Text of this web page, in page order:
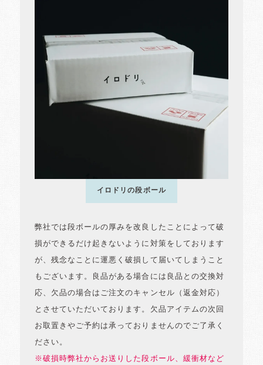
イロドリの段ボール
弊社では段ボールの厚みを改良したことによって破
損ができるだけ起きないように対策をしております
が、残念なことに運悪く破損して届いてしまうこと
もございます。良品がある場合には良品との交換対
応、欠品の場合はご注文のキャンセル（返金対応）
とさせていただいております。欠品アイテムの次回
お取置きやご予約は承っておりませんのでご了承く
ださい。
※破損時弊社からお送りした段ボール、緩衝材など